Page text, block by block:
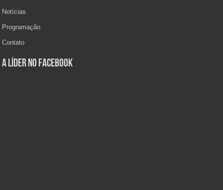
Notícias
Programação
Contato
A Líder no Facebook